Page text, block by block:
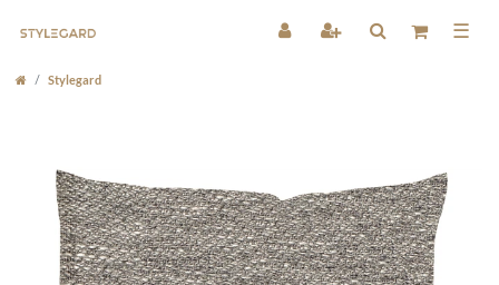
☰
Stylegard